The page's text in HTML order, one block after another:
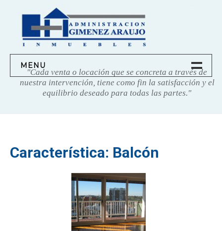
contenido
"Cada venta o locación que se concreta a través de
nuestra intervención, tiene como fin la satisfacción y el
equilibrio deseado para todas las partes."
MENU
NUESTROS SERVICIOS
Característica: Balcón